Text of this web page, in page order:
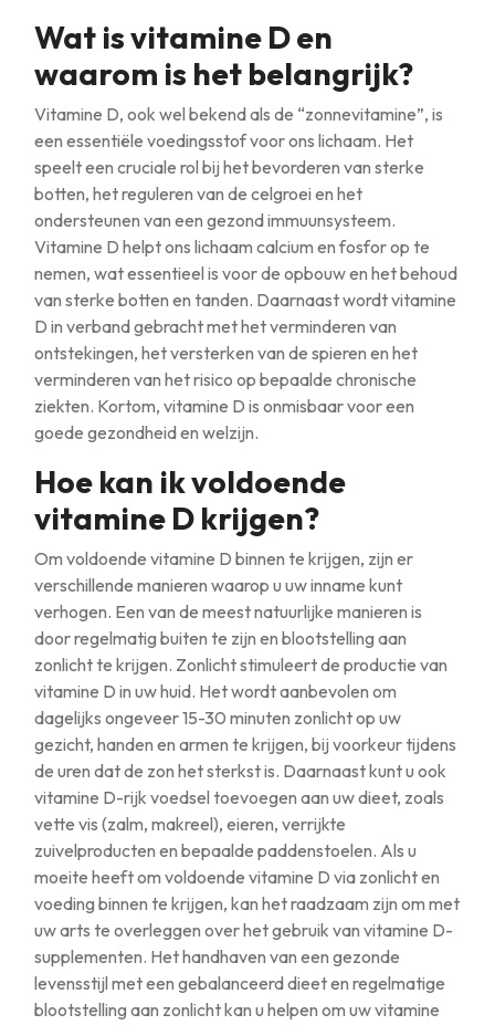
Wat is vitamine D en
waarom is het belangrijk?
Vitamine D, ook wel bekend als de “zonnevitamine”, is
een essentiële voedingsstof voor ons lichaam. Het
speelt een cruciale rol bij het bevorderen van sterke
botten, het reguleren van de celgroei en het
ondersteunen van een gezond immuunsysteem.
Vitamine D helpt ons lichaam calcium en fosfor op te
nemen, wat essentieel is voor de opbouw en het behoud
van sterke botten en tanden. Daarnaast wordt vitamine
D in verband gebracht met het verminderen van
ontstekingen, het versterken van de spieren en het
verminderen van het risico op bepaalde chronische
ziekten. Kortom, vitamine D is onmisbaar voor een
goede gezondheid en welzijn.
Hoe kan ik voldoende
vitamine D krijgen?
Om voldoende vitamine D binnen te krijgen, zijn er
verschillende manieren waarop u uw inname kunt
verhogen. Een van de meest natuurlijke manieren is
door regelmatig buiten te zijn en blootstelling aan
zonlicht te krijgen. Zonlicht stimuleert de productie van
vitamine D in uw huid. Het wordt aanbevolen om
dagelijks ongeveer 15-30 minuten zonlicht op uw
gezicht, handen en armen te krijgen, bij voorkeur tijdens
de uren dat de zon het sterkst is. Daarnaast kunt u ook
vitamine D-rijk voedsel toevoegen aan uw dieet, zoals
vette vis (zalm, makreel), eieren, verrijkte
zuivelproducten en bepaalde paddenstoelen. Als u
moeite heeft om voldoende vitamine D via zonlicht en
voeding binnen te krijgen, kan het raadzaam zijn om met
uw arts te overleggen over het gebruik van vitamine D-
supplementen. Het handhaven van een gezonde
levensstijl met een gebalanceerd dieet en regelmatige
blootstelling aan zonlicht kan u helpen om uw vitamine